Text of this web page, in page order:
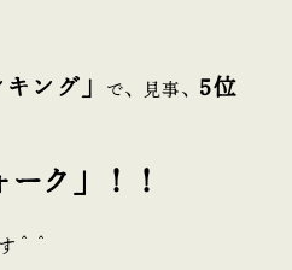
ング」 で、見事、 5位
ーク」！！
＾＾